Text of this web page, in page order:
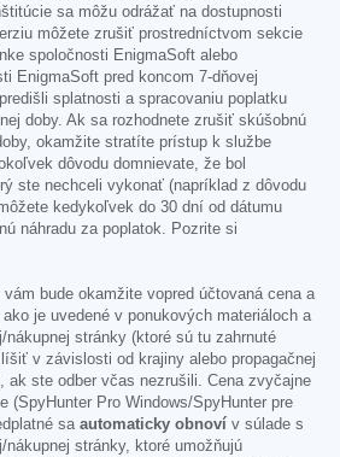
sa môžu odrážať na dostupnosti
môžete zrušiť prostredníctvom sekcie
spoločnosti EnigmaSoft alebo
EnigmaSoft pred koncom 7-dňovej
splatnosti a spracovaniu poplatku
doby. Ak sa rozhodnete zrušiť skúšobnú
okamžite stratíte prístup k službe
dôvodu domnievate, že bol
ste nechceli vykonať (napríklad z dôvodu
kedykoľvek do 30 dní od dátumu
náhradu za poplatok. Pozrite si
bude okamžite vopred účtovaná cena a
je uvedené v ponukových materiáloch a
nákupnej stránky (ktoré sú tu zahrnuté
v závislosti od krajiny alebo propagačnej
ak ste odber včas nezrušili. Cena zvyčajne
(SpyHunter Pro Windows/SpyHunter pre
sa automaticky obnoví v súlade s
nákupnej stránky, ktoré umožňujú